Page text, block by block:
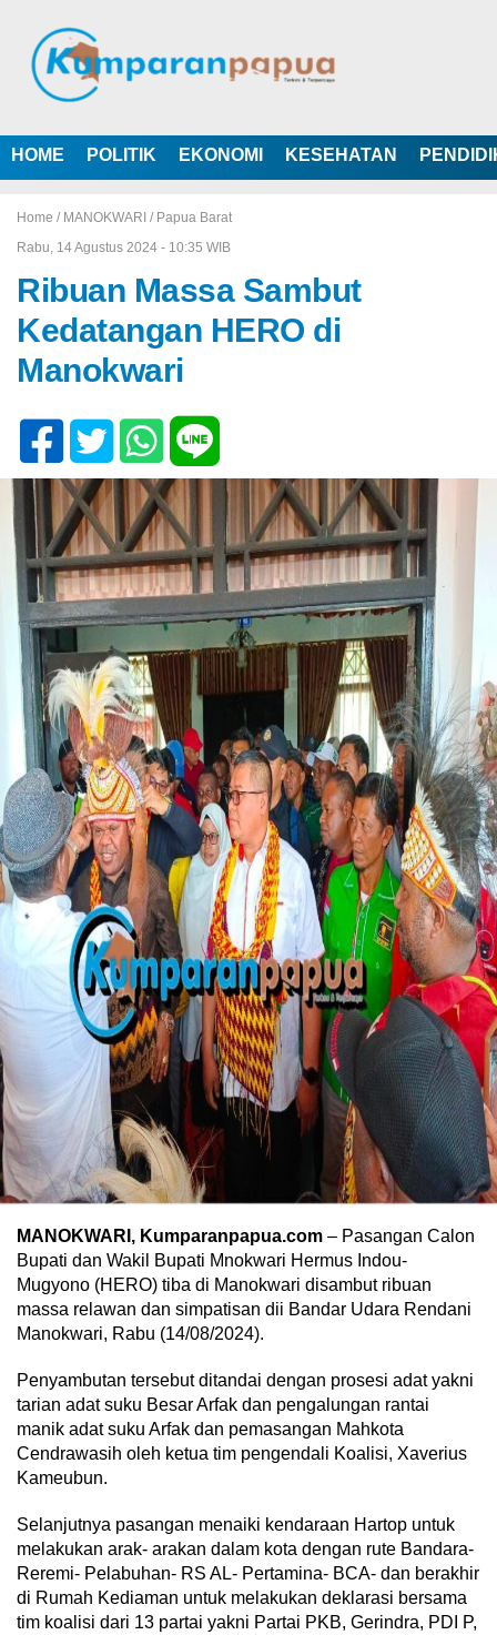
HOME POLITIK EKONOMI KESEHATAN
Home / MANOKWARI / Papua Barat
Rabu, 14 Agustus 2024 - 10:35 WIB
Ribuan Massa Sambut
Kedatangan HERO di
Manokwari
MANOKWARI, Kumparanpapua.com – Pasangan Calon
Bupati dan Wakil Bupati Mnokwari Hermus Indou-
Mugyono (HERO) tiba di Manokwari disambut ribuan
massa relawan dan simpatisan dii Bandar Udara Rendani
Manokwari, Rabu (14/08/2024).
Penyambutan tersebut ditandai dengan prosesi adat yakni
tarian adat suku Besar Arfak dan pengalungan rantai
manik adat suku Arfak dan pemasangan Mahkota
Cendrawasih oleh ketua tim pengendali Koalisi, Xaverius
Kameubun.
Selanjutnya pasangan menaiki kendaraan Hartop untuk
melakukan arak- arakan dalam kota dengan rute Bandara-
Reremi- Pelabuhan- RS AL- Pertamina- BCA- dan berakhir
di Rumah Kediaman untuk melakukan deklarasi bersama
tim koalisi dari 13 partai yakni Partai PKB, Gerindra, PDI P,